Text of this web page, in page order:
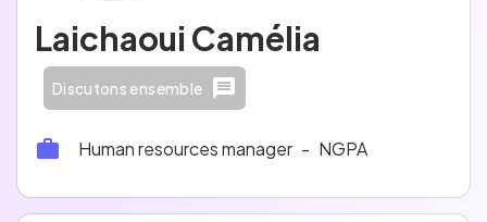
Laichaoui Camélia
Discutons ensemble
Human resources manager - NGPA